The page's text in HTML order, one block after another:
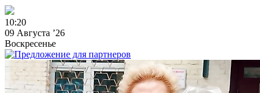
10:20
09 Августа ’26
Воскресенье